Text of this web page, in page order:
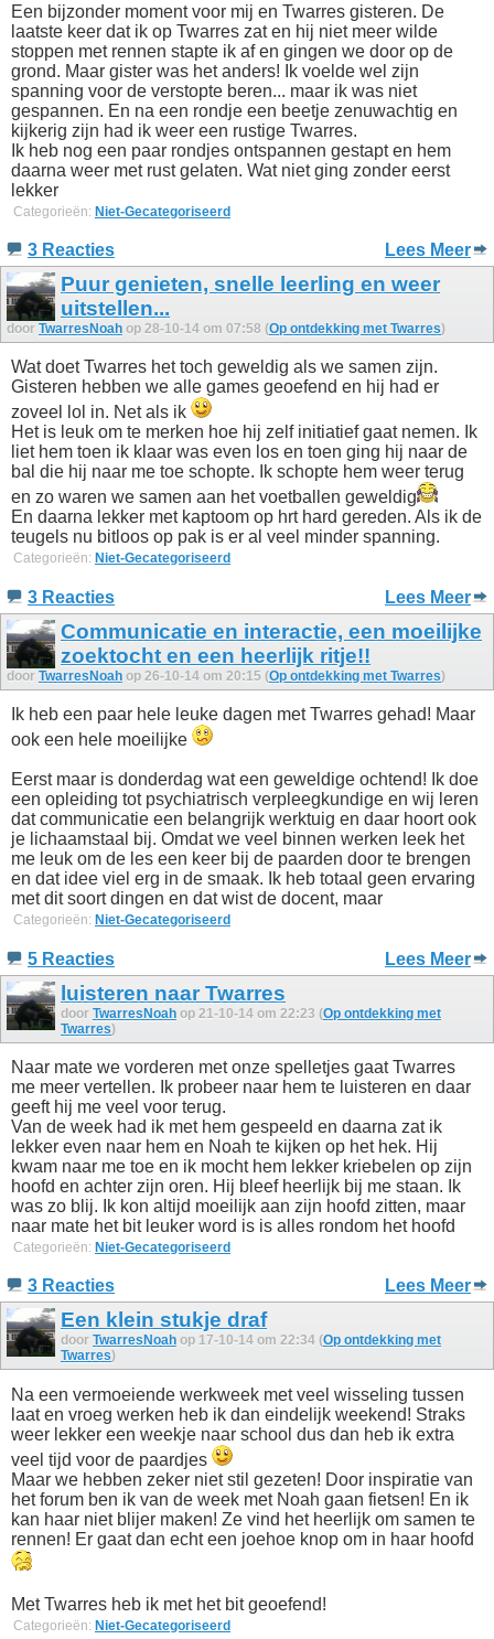
Een bijzonder moment voor mij en Twarres gisteren. De
laatste keer dat ik op Twarres zat en hij niet meer wilde
stoppen met rennen stapte ik af en gingen we door op de
grond. Maar gister was het anders! Ik voelde wel zijn
spanning voor de verstopte beren... maar ik was niet
gespannen. En na een rondje een beetje zenuwachtig en
kijkerig zijn had ik weer een rustige Twarres.
Ik heb nog een paar rondjes ontspannen gestapt en hem
daarna weer met rust gelaten. Wat niet ging zonder eerst
lekker
Categorieën: Niet-Gecategoriseerd
3 Reacties Lees Meer
Puur genieten, snelle leerling en weer
uitstellen...
door TwarresNoah op 28-10-14 om 07:58 (Op ontdekking met Twarres)
Wat doet Twarres het toch geweldig als we samen zijn.
Gisteren hebben we alle games geoefend en hij had er
zoveel lol in. Net als ik
Het is leuk om te merken hoe hij zelf initiatief gaat nemen. Ik
liet hem toen ik klaar was even los en toen ging hij naar de
bal die hij naar me toe schopte. Ik schopte hem weer terug
en zo waren we samen aan het voetballen geweldig
En daarna lekker met kaptoom op hrt hard gereden. Als ik de
teugels nu bitloos op pak is er al veel minder spanning.
Categorieën: Niet-Gecategoriseerd
3 Reacties Lees Meer
Communicatie en interactie, een moeilijke
zoektocht en een heerlijk ritje!!
door TwarresNoah op 26-10-14 om 20:15 (Op ontdekking met Twarres)
Ik heb een paar hele leuke dagen met Twarres gehad! Maar
ook een hele moeilijke
Eerst maar is donderdag wat een geweldige ochtend! Ik doe
een opleiding tot psychiatrisch verpleegkundige en wij leren
dat communicatie een belangrijk werktuig en daar hoort ook
je lichaamstaal bij. Omdat we veel binnen werken leek het
me leuk om de les een keer bij de paarden door te brengen
en dat idee viel erg in de smaak. Ik heb totaal geen ervaring
met dit soort dingen en dat wist de docent, maar
Categorieën: Niet-Gecategoriseerd
5 Reacties Lees Meer
luisteren naar Twarres
door TwarresNoah op 21-10-14 om 22:23 (Op ontdekking met
Twarres)
Naar mate we vorderen met onze spelletjes gaat Twarres
me meer vertellen. Ik probeer naar hem te luisteren en daar
geeft hij me veel voor terug.
Van de week had ik met hem gespeeld en daarna zat ik
lekker even naar hem en Noah te kijken op het hek. Hij
kwam naar me toe en ik mocht hem lekker kriebelen op zijn
hoofd en achter zijn oren. Hij bleef heerlijk bij me staan. Ik
was zo blij. Ik kon altijd moeilijk aan zijn hoofd zitten, maar
naar mate het bit leuker word is is alles rondom het hoofd
Categorieën: Niet-Gecategoriseerd
3 Reacties Lees Meer
Een klein stukje draf
door TwarresNoah op 17-10-14 om 22:34 (Op ontdekking met
Twarres)
Na een vermoeiende werkweek met veel wisseling tussen
laat en vroeg werken heb ik dan eindelijk weekend! Straks
weer lekker een weekje naar school dus dan heb ik extra
veel tijd voor de paardjes
Maar we hebben zeker niet stil gezeten! Door inspiratie van
het forum ben ik van de week met Noah gaan fietsen! En ik
kan haar niet blijer maken! Ze vind het heerlijk om samen te
rennen! Er gaat dan echt een joehoe knop om in haar hoofd
Met Twarres heb ik met het bit geoefend!
Categorieën: Niet-Gecategoriseerd